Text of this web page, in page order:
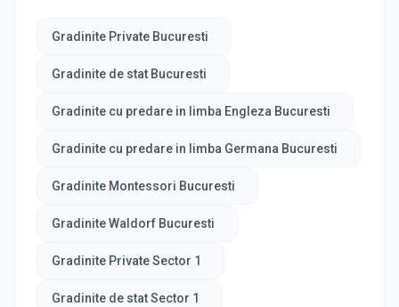
Gradinite Private Bucuresti
Gradinite de stat Bucuresti
Gradinite cu predare in limba Engleza Bucuresti
Gradinite cu predare in limba Germana Bucuresti
Gradinite Montessori Bucuresti
Gradinite Waldorf Bucuresti
Gradinite Private Sector 1
Gradinite de stat Sector 1